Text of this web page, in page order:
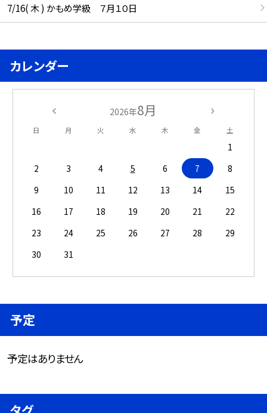
7/16( 木 ) かもめ学級 ７月１０日
カレンダー
2026年8月
日 月 火 水 木 金 土
1
2
3 4 5 6 7
8
9
10 11 12 13 14
15
16
17 18 19 20 21
22
23
24 25 26 27 28
29
30
31
予定
予定はありません